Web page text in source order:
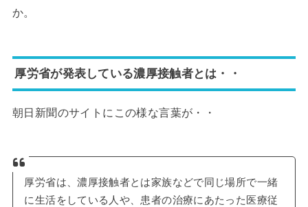
か。
厚労省が発表している濃厚接触者とは・・
朝日新聞のサイトにこの様な言葉が・・
厚労省は、濃厚接触者とは家族などで同じ場所で一緒
に生活をしている人や、患者の治療にあたった医療従